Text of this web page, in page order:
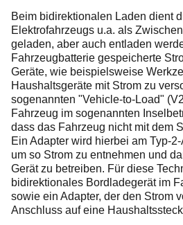
Beim bidirektionalen Laden dient
Elektrofahrzeugs u.a. als
geladen, aber auch entladen
Fahrzeugbatterie gespeicherte
Geräte, wie beispielsweise
Haushaltsgeräte mit Strom zu
sogenannten "Vehicle-to-Load"
Fahrzeug im sogenannten
dass das Fahrzeug nicht mit dem
Ein Adapter wird hierbei am Typ-
um so Strom zu entnehmen und
Gerät zu betreiben. Für diese
bidirektionales Bordladegerät im
sowie ein Adapter, der den Strom
Anschluss auf eine